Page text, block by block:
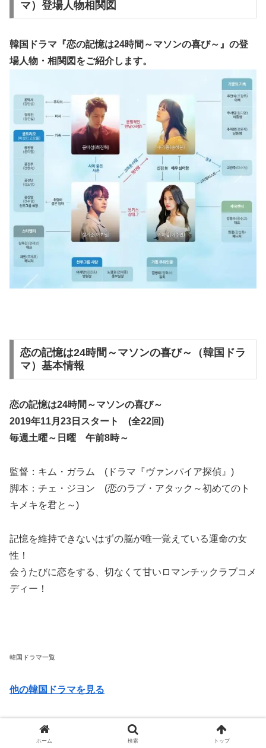
マ）登場人物相関図
韓国ドラマ『恋の記憶は24時間～マソンの喜び～』の登
場人物・相関図 をご紹介します。
恋の記憶は24時間～マソンの喜び～（韓国ドラ
マ）基本情報
恋の記憶は24時間～マソンの喜び～
2019年11月23日スタート (全22回)
毎週土曜～日曜 午前8時～
監督：キム・ガラム (ドラマ『ヴァンパイア探偵』)
脚本：チェ・ジヨン (恋のラブ・アタック～初めてのト
キメキを君と～)
記憶を維持できないはずの脳が唯一覚えている運命の女
性！
会うたびに恋をする、切なくて甘いロマンチックラブコメ
ディー！
韓国ドラマ一覧
他の韓国ドラマを見る
ホーム 検索 トップ